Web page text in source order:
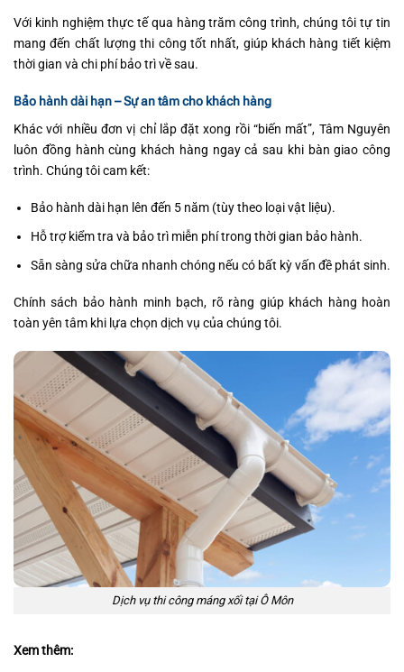
Với kinh nghiệm thực tế qua hàng trăm công trình, chúng tôi tự tin
mang đến chất lượng thi công tốt nhất, giúp khách hàng tiết kiệm
thời gian và chi phí bảo trì về sau.
Bảo hành dài hạn – Sự an tâm cho khách hàng
Khác với nhiều đơn vị chỉ lắp đặt xong rồi “biến mất”, Tâm Nguyên
luôn đồng hành cùng khách hàng ngay cả sau khi bàn giao công
trình. Chúng tôi cam kết:
Bảo hành dài hạn lên đến 5 năm (tùy theo loại vật liệu).
Hỗ trợ kiểm tra và bảo trì miễn phí trong thời gian bảo hành.
Sẵn sàng sửa chữa nhanh chóng nếu có bất kỳ vấn đề phát sinh.
Chính sách bảo hành minh bạch, rõ ràng giúp khách hàng hoàn
toàn yên tâm khi lựa chọn dịch vụ của chúng tôi.
Dịch vụ thi công máng xối tại Ô Môn
Xem thêm: